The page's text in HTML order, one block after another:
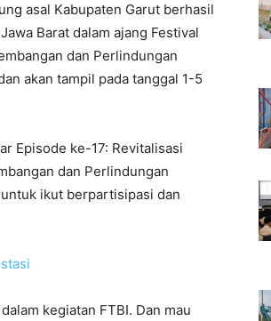
asal Kabupaten Garut berhasil
Barat dalam ajang Festival
dan Perlindungan
akan tampil pada tanggal 1-5
Episode ke-17: Revitalisasi
dan Perlindungan
ikut berpartisipasi dan
kegiatan FTBI. Dan mau